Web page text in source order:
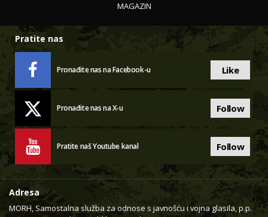
MAGAZIN
Pratite nas
Pronađite nas na Facebook-u Like
Pronađite nas na X-u Follow
Pratite naš Youtube kanal Follow
Adresa
MORH, Samostalna služba za odnose s javnošću i vojna glasila, p.p.